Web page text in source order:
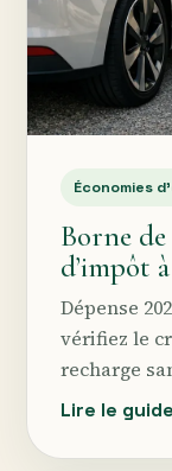
Économies
Borne
d’impôt
Dépense
vérifiez le
recharge
Lire le